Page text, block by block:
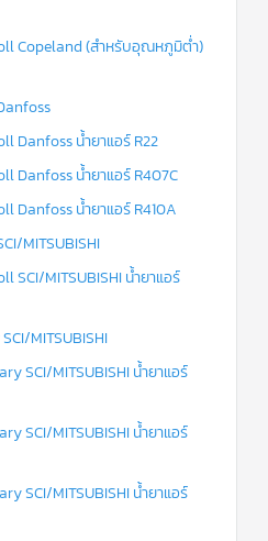
Copeland (สำหรับอุณหภูมิต่ำ)
Danfoss น้ำยาแอร์ R22
Danfoss น้ำยาแอร์ R407C
Danfoss น้ำยาแอร์ R410A
MITSUBISHI
SCI/MITSUBISHI น้ำยาแอร์
MITSUBISHI
SCI/MITSUBISHI น้ำยาแอร์
SCI/MITSUBISHI น้ำยาแอร์
SCI/MITSUBISHI น้ำยาแอร์